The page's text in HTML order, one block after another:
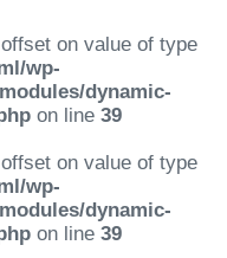
on value of type
wp-
dynamic-
on line 39
on value of type
wp-
dynamic-
on line 39